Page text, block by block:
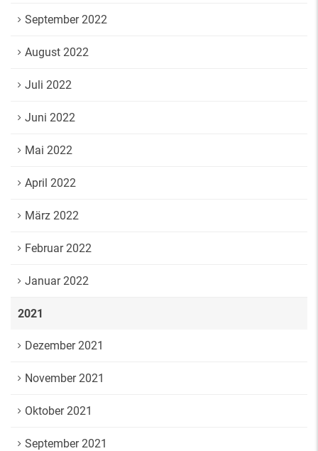
September 2022
August 2022
Juli 2022
Juni 2022
Mai 2022
April 2022
März 2022
Februar 2022
Januar 2022
2021
Dezember 2021
November 2021
Oktober 2021
September 2021